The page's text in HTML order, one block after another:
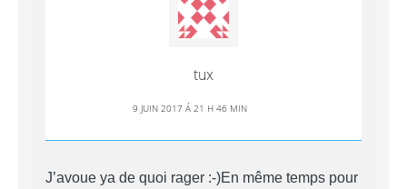
tux
9 JUIN 2017 Á 21 H 46 MIN
J’avoue ya de quoi rager :-)En même temps pour